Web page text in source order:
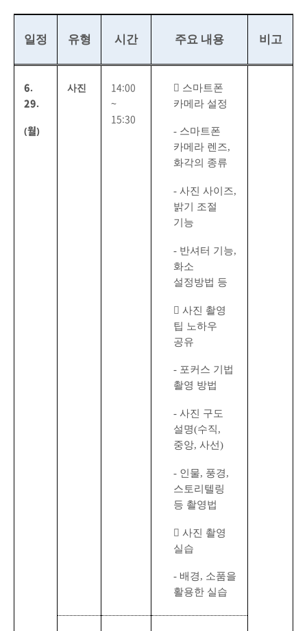
일정 유형 시간 주요 내용 비고
6.
29.
(월)
사진
14:00
~
15:30
 스마트폰
카메라 설정
- 스마트폰
카메라 렌즈,
화각의 종류
-사진 사이즈,
밝기 조절
기능
- 반셔터 기능,
화소
설정방법 등
사진 촬영
팁 노하우
공유
- 포커스 기법
촬영 방법
-사진 구도
설명(수직,
중앙,사선)
- 인물, 풍경,
스토리텔링
등 촬영법
사진 촬영
실습
- 배경, 소품을
활용한 실습